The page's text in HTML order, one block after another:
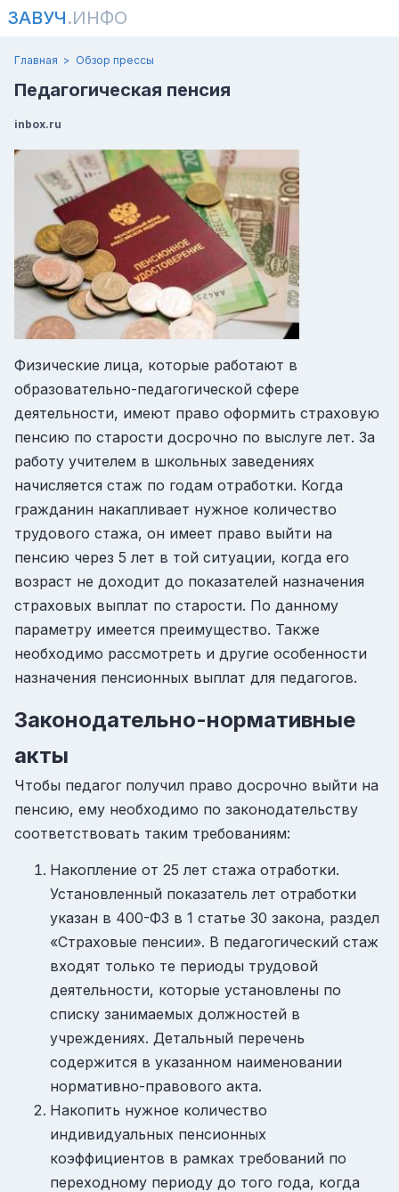
ЗАВУЧ.ИНФО
Главная Обзор прессы
Педагогическая пенсия
inbox.ru
Физические лица, которые работают в
образовательно-педагогической сфере
деятельности, имеют право оформить страховую
пенсию по старости досрочно по выслуге лет. За
работу учителем в школьных заведениях
начисляется стаж по годам отработки. Когда
гражданин накапливает нужное количество
трудового стажа, он имеет право выйти на
пенсию через 5 лет в той ситуации, когда его
возраст не доходит до показателей назначения
страховых выплат по старости. По данному
параметру имеется преимущество. Также
необходимо рассмотреть и другие особенности
назначения пенсионных выплат для педагогов.
Законодательно-нормативные
акты
Чтобы педагог получил право досрочно выйти на
пенсию, ему необходимо по законодательству
соответствовать таким требованиям:
Накопление от 25 лет стажа отработки.
Установленный показатель лет отработки
указан в 400-ФЗ в 1 статье 30 закона, раздел
«Страховые пенсии». В педагогический стаж
входят только те периоды трудовой
деятельности, которые установлены по
списку занимаемых должностей в
учреждениях. Детальный перечень
содержится в указанном наименовании
нормативно-правового акта.
Накопить нужное количество
индивидуальных пенсионных
коэффициентов в рамках требований по
переходному периоду до того года, когда